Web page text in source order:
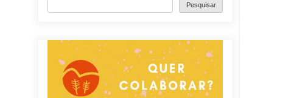
Pesquisar